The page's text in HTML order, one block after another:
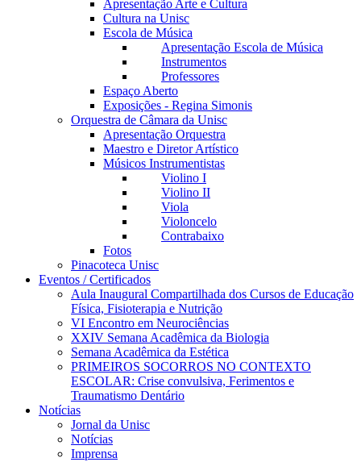
Apresentação Arte e Cultura
Cultura na Unisc
Escola de Música
Apresentação Escola de Música
Instrumentos
Professores
Espaço Aberto
Exposições - Regina Simonis
Orquestra de Câmara da Unisc
Apresentação Orquestra
Maestro e Diretor Artístico
Músicos Instrumentistas
Violino I
Violino II
Viola
Violoncelo
Contrabaixo
Fotos
Pinacoteca Unisc
Eventos / Certificados
Aula Inaugural Compartilhada dos Cursos de Educação
Física, Fisioterapia e Nutrição
VI Encontro em Neurociências
XXIV Semana Acadêmica da Biologia
Semana Acadêmica da Estética
PRIMEIROS SOCORROS NO CONTEXTO
ESCOLAR: Crise convulsiva, Ferimentos e
Traumatismo Dentário
Notícias
Jornal da Unisc
Notícias
Imprensa